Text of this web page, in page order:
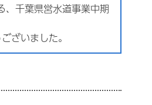
千葉県営水道事業中期
ざいました。